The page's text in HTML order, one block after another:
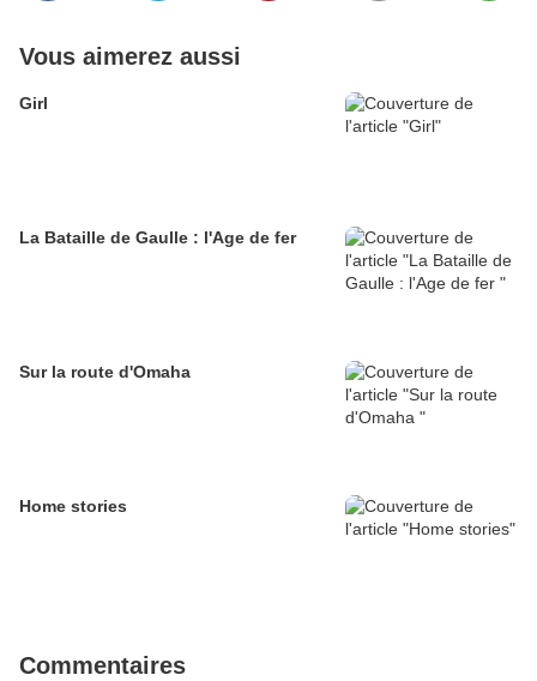
Vous aimerez aussi
Girl
La Bataille de Gaulle : l'Age de fer
Sur la route d'Omaha
Home stories
Commentaires